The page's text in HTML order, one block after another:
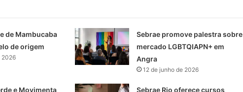
de Mambucaba
de origem
2026
Sebrae promove palestra sobre
mercado LGBTQIAPN+ em
Angra
12 de junho de 2026
e Movimenta
Sebrae Rio oferece cursos